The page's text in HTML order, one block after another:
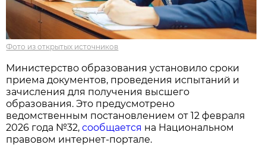
Фото из открытых источников
Министерство образования установило сроки
приема документов, проведения испытаний и
зачисления для получения высшего
образования. Это предусмотрено
ведомственным постановлением от 12 февраля
2026 года №32,сообщается на Национальном
правовом интернет-портале.